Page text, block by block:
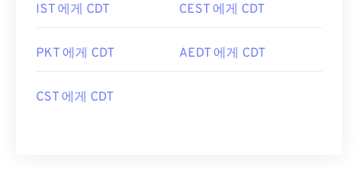
IST 에게 CDT CEST 에게 CDT
PKT 에게 CDT AEDT 에게 CDT
CST 에게 CDT